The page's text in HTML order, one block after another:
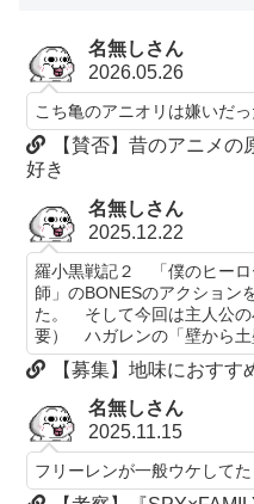
名無しさん
2026.05.26
こち亀のアニオリは嫌いだっ
【賛否】昔のアニメ
好き
名無しさん
2025.12.22
羅小黒戦記２ 「僕のヒーロ
師」のBONESのアクション
た。 そして今回は主人公
要） ハガレンの「壁から土
【募集】地味におす
名無しさん
2025.11.15
フリーレンが一般ウケして